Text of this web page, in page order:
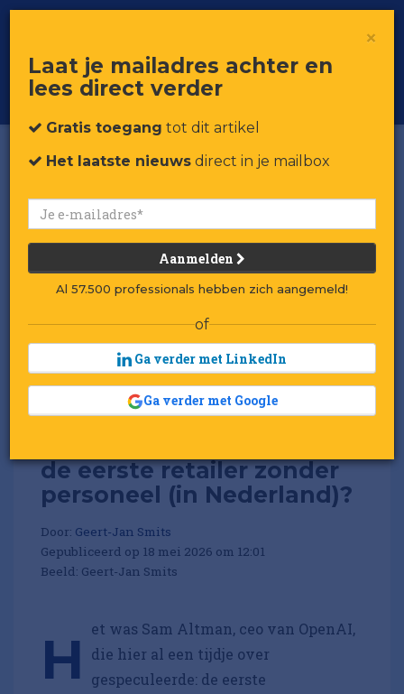
Voor professionals in retail & brands
Toggle
de eerste retailer zonder
personeel (in Nederland)?
Door: Geert-Jan Smits
Gepubliceerd op 18 mei 2026 om 12:01
Beeld: Geert-Jan Smits
H
et was Sam Altman, ceo van OpenAI,
die hier al een tijdje over
gespeculeerde: de eerste
×
Laat je mailadres achter en
lees direct verder
Gratis toegang tot dit artikel
Het laatste nieuws direct in je mailbox
Aanmelden
Al 57.500 professionals hebben zich aangemeld!
of
Ga verder met LinkedIn
Ga verder met Google